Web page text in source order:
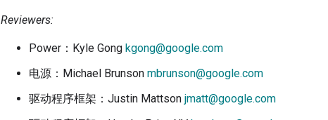
Reviewers:
Power：Kyle Gong kgong@google.com
电源：Michael Brunson mbrunson@google.com
驱动程序框架：Justin Mattson jmatt@google.com